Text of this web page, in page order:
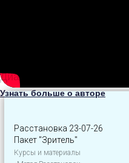
Диана Щербанская
Узнать больше о авторе